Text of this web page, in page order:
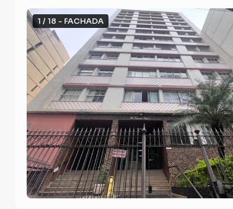
1 / 18 - FACHADA